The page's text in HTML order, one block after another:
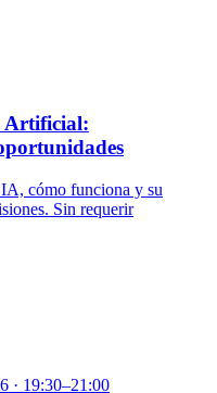
Artificial:
cómo funciona y su
Sin requerir
· 19:30–21:00